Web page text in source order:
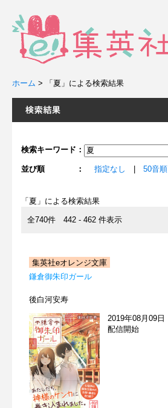
ホーム > 「夏」による検索結果
検索キーワード：
並び順 ： 指定なし 50音順
「夏」による検索結果
全740件 442 - 462 件表示
集英社eオレンジ文庫
鎌倉御朱印ガール
後白河安寿
2019年08月09日
配信開始